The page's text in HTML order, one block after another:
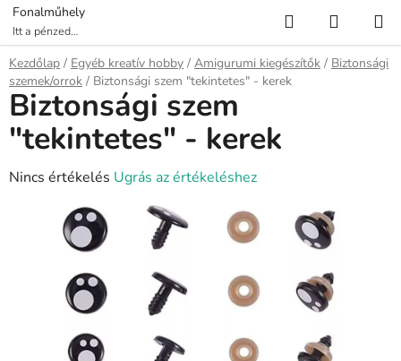
Ugrás
fő
tartalomhoz
Fonalműhely
Itt a pénzed
több fonalat ér!
KeresésKOSÁR
Kezdőlap / Egyéb kreatív hobby / Amigurumi kiegészítők / Biztonsági
szemek/orrok / Biztonsági szem "tekintetes" - kerek
Biztonsági szem
"tekintetes" - kerek
A
értékelése
Nincs értékelés Ugrás az értékeléshez